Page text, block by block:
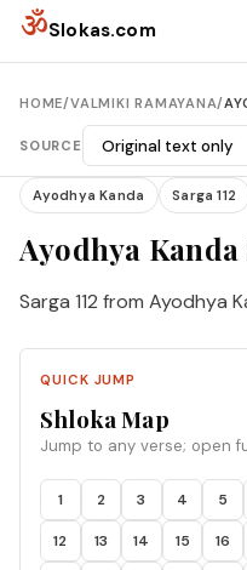
Skip to content
ॐSlokas.com
HOME/VALMIKI RAMAYANA/
SOURCE
Ayodhya Kanda Sarga 112
Ayodhya Kanda
Sarga 112 from Ayodhya
QUICK JUMP
Shloka Map
Jump to any verse; open
1 2 3 4 5
12 13 14 15 16